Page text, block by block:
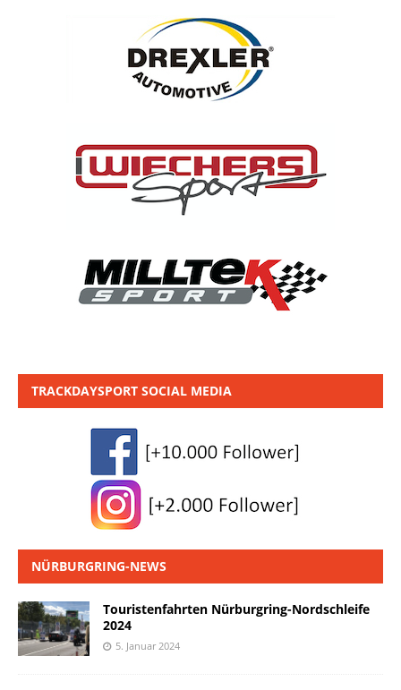
TRACKDAYSPORT SOCIAL MEDIA
NÜRBURGRING-NEWS
Touristenfahrten Nürburgring-Nordschleife
2024
5. Januar 2024